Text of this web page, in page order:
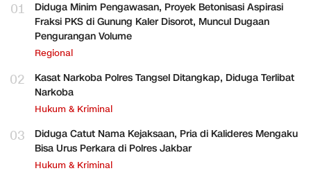
01
Diduga Minim Pengawasan, Proyek Betonisasi Aspirasi
Fraksi PKS di Gunung Kaler Disorot, Muncul Dugaan
Pengurangan Volume
Regional
02
Kasat Narkoba Polres Tangsel Ditangkap, Diduga Terlibat
Narkoba
Hukum & Kriminal
03
Diduga Catut Nama Kejaksaan, Pria di Kalideres Mengaku
Bisa Urus Perkara di Polres Jakbar
Hukum & Kriminal